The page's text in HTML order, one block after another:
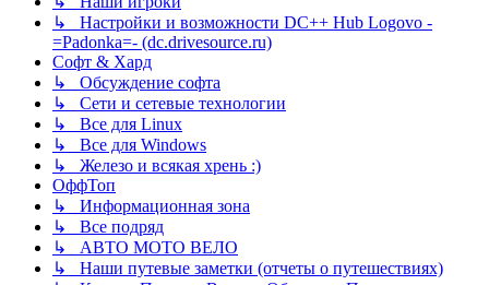
↳ Настройки и возможности DC++ Hub Logovo -
=Padonka=- (dc.drivesource.ru)
Софт & Хард
↳ Обсуждение софта
↳ Сети и сетевые технологии
↳ Все для Linux
↳ Все для Windows
↳ Железо и всякая хрень :)
ОффТоп
↳ Информационная зона
↳ Все подряд
↳ АВТО МОТО ВЕЛО
↳ Наши путевые заметки (отчеты о путешествиях)